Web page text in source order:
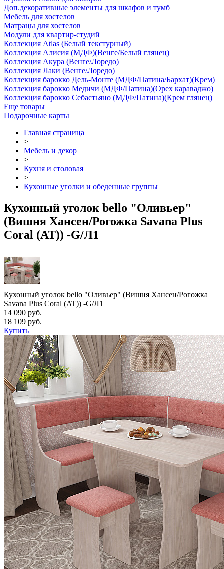
Доп.декоративные элементы для шкафов и тумб
Мебель для хостелов
Матрацы для хостелов
Модули для квартир-студий
Коллекция Atlas (Белый текстурный)
Коллекция Алисия (МДФ)(Венге/Белый глянец)
Коллекция Акура (Венге/Лоредо)
Коллекция Лаки (Венге/Лоредо)
Коллекция барокко Дель-Монте (МДФ/Патина/Бархат)(Крем)
Коллекция барокко Медичи (МДФ/Патина)(Орех караваджо)
Коллекция барокко Себастьяно (МДФ/Патина)(Крем глянец)
Еще товары
Подарочные карты
Главная страница
>
Мебель и декор
>
Кухня и столовая
>
Кухонные уголки и обеденные группы
Кухонный уголок bello "Оливьер"
(Вишня Хансен/Рогожка Savana Plus
Coral (AT)) -G/Л1
Кухонный уголок bello "Оливьер" (Вишня Хансен/Рогожка
Savana Plus Coral (AT)) -G/Л1
14 090 руб.
18 109 руб.
Купить